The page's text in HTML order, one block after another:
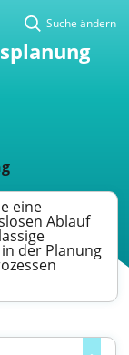
Suche ändern
eine
Ablauf
der Planung